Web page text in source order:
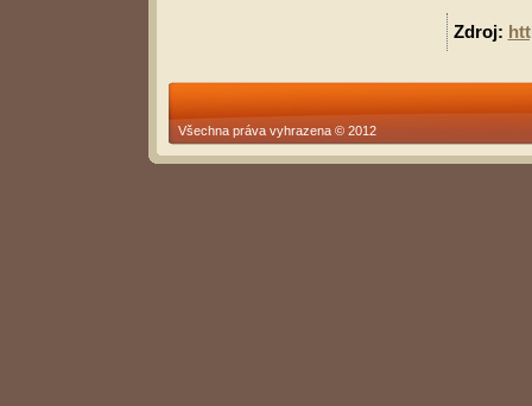
Zdroj:
Všechna práva vyhrazena © 2012